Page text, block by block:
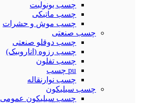
چسب یونولیت
چسب ماتیکی
چسب موش و حشرات
چسب صنعتی
چسب دوقلو صنعتی
چسب رزوه (اناروبیک)
چسب تفلون
pu چسب
چسب نوارنقاله
چسب سیلیکون
چسب سیلیکون عمومی